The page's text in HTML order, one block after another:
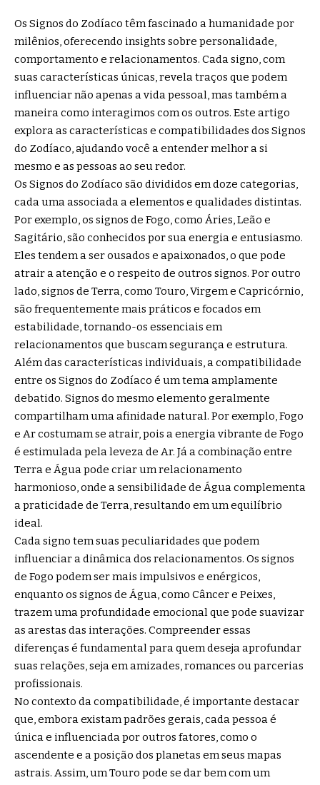
Os Signos do Zodíaco têm fascinado a humanidade por
milênios, oferecendo insights sobre personalidade,
comportamento e relacionamentos. Cada signo, com
suas características únicas, revela traços que podem
influenciar não apenas a vida pessoal, mas também a
maneira como interagimos com os outros. Este artigo
explora as características e compatibilidades dos Signos
do Zodíaco, ajudando você a entender melhor a si
mesmo e as pessoas ao seu redor.
Os Signos do Zodíaco são divididos em doze categorias,
cada uma associada a elementos e qualidades distintas.
Por exemplo, os signos de Fogo, como Áries, Leão e
Sagitário, são conhecidos por sua energia e entusiasmo.
Eles tendem a ser ousados e apaixonados, o que pode
atrair a atenção e o respeito de outros signos. Por outro
lado, signos de Terra, como Touro, Virgem e Capricórnio,
são frequentemente mais práticos e focados em
estabilidade, tornando-os essenciais em
relacionamentos que buscam segurança e estrutura.
Além das características individuais, a compatibilidade
entre os Signos do Zodíaco é um tema amplamente
debatido. Signos do mesmo elemento geralmente
compartilham uma afinidade natural. Por exemplo, Fogo
e Ar costumam se atrair, pois a energia vibrante de Fogo
é estimulada pela leveza de Ar. Já a combinação entre
Terra e Água pode criar um relacionamento
harmonioso, onde a sensibilidade de Água complementa
a praticidade de Terra, resultando em um equilíbrio
ideal.
Cada signo tem suas peculiaridades que podem
influenciar a dinâmica dos relacionamentos. Os signos
de Fogo podem ser mais impulsivos e enérgicos,
enquanto os signos de Água, como Câncer e Peixes,
trazem uma profundidade emocional que pode suavizar
as arestas das interações. Compreender essas
diferenças é fundamental para quem deseja aprofundar
suas relações, seja em amizades, romances ou parcerias
profissionais.
No contexto da compatibilidade, é importante destacar
que, embora existam padrões gerais, cada pessoa é
única e influenciada por outros fatores, como o
ascendente e a posição dos planetas em seus mapas
astrais. Assim, um Touro pode se dar bem com um